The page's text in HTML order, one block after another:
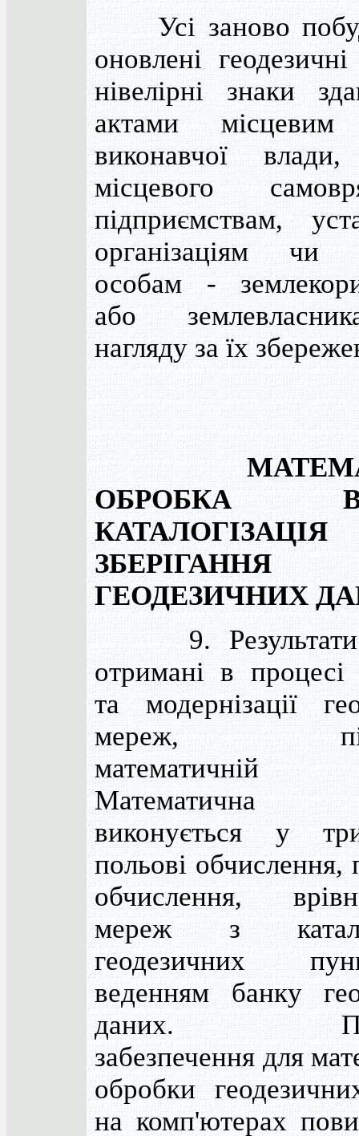
Усі заново
оновлені
нівелірні знаки
актами місцевим
виконавчої
місцевого
підприємствам,
організаціям чи
особам -
або
нагляду за їх
ОБРОБКА
ЗБЕРІГАННЯ
ГЕОДЕЗИЧНИХ
9. Результати
отримані в процесі
та модернізації
мереж,
математичній
Математична
виконується у
польові обчислення,
обчислення,
мереж з
геодезичних
веденням банку
даних.
забезпечення для
обробки
на комп'ютерах